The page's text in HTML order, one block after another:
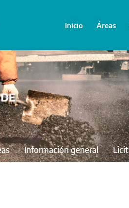
Inicio Áreas
Información general